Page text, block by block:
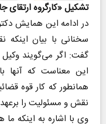
تشکیل «کارگروه ارتقای
در ادامه این همایش
سخنانی با بیان
گفت: اگر می‌گویند
این معناست که
همانطور که کار قوه
نقش و مسئولیت را
وی با اشاره به اینکه